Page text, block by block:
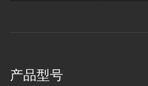
产品型号